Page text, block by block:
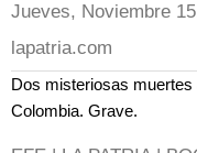
Jueves, Noviembre
lapatria.com
Dos misteriosas
Colombia. Grave.